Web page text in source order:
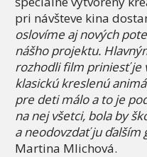
pri návšteve kina
oslovíme aj nových
nášho projektu.
rozhodli film priniesť je
klasickú kreslenú
pre deti málo a to je
na nej všetci, bola by
a neodovzdať ju ďalším
Martina Mlichová.